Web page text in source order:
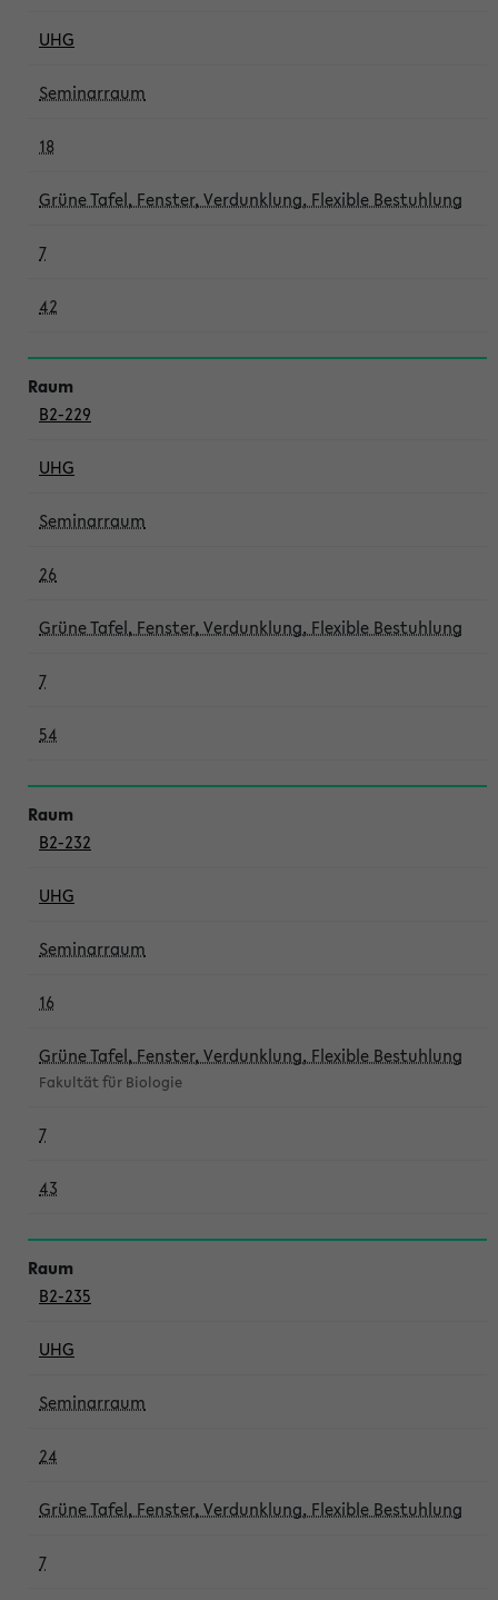
UHG
Seminarraum
18
Grüne Tafel, Fenster, Verdunklung, Flexible Bestuhlung
7
42
B2-229
UHG
Seminarraum
26
Grüne Tafel, Fenster, Verdunklung, Flexible Bestuhlung
7
54
B2-232
UHG
Seminarraum
16
Grüne Tafel, Fenster, Verdunklung, Flexible Bestuhlung
Fakultät für Biologie
7
43
B2-235
UHG
Seminarraum
24
Grüne Tafel, Fenster, Verdunklung, Flexible Bestuhlung
7